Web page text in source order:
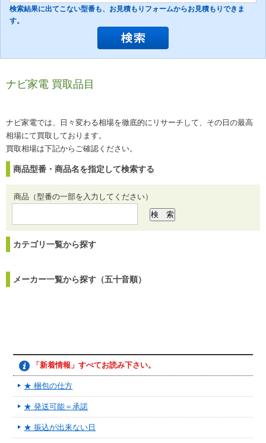
検索結果に出てこない型番も、お見積もりフォームからお見積もりできま
す。
ナビ家電 買取品目
ナビ家電では、日々変わる相場を徹底的にリサーチして、その日の最高
相場にて買取しております。
買取相場は下記からご確認ください。
商品型番・商品名を指定して検索する
商品（型番の一部を入力してください）
カテゴリ一覧から探す
メーカー一覧から探す（五十音順）
「新着情報」すべてお読み下さい。
★ 梱包の仕方
★ 発送可能＝承諾
★ 振込が出来ない日